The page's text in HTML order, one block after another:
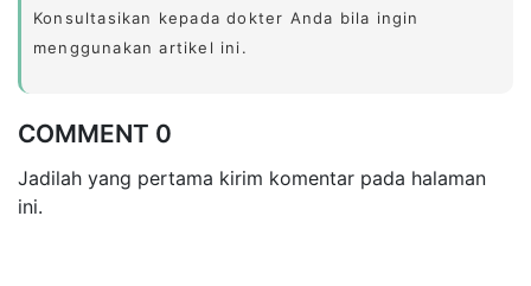
Konsultasikan kepada dokter Anda bila ingin
menggunakan artikel ini.
COMMENT 0
Jadilah yang pertama kirim komentar pada halaman
ini.